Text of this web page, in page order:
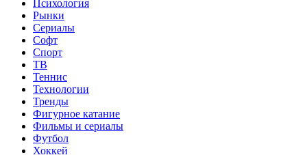
Психология
Рынки
Сериалы
Софт
Спорт
ТВ
Теннис
Технологии
Тренды
Фигурное катание
Фильмы и сериалы
Футбол
Хоккей